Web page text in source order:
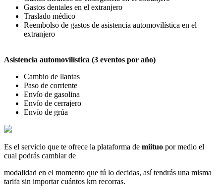
Gastos dentales en el extranjero
Traslado médico
Reembolso de gastos de asistencia automovilística en el
extranjero
Asistencia automovilística (3 eventos por año)
Cambio de llantas
Paso de corriente
Envío de gasolina
Envío de cerrajero
Envío de grúa
Es el servicio que te ofrece la plataforma de miituo por medio el
cual podrás cambiar de
modalidad en el momento que tú lo decidas, así tendrás una misma
tarifa sin importar cuántos km recorras.